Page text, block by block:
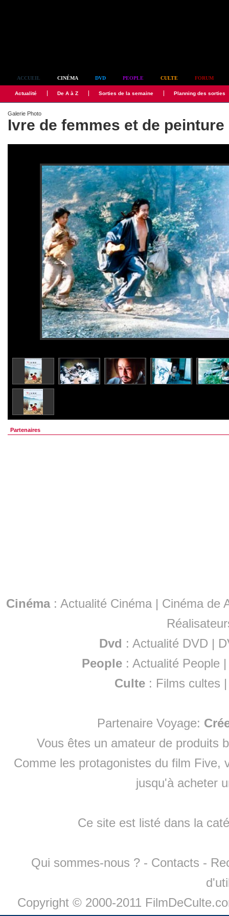
ACCUEIL CINÉMA DVD PEOPLE CULTE FORUM
Actualité De A à Z Sorties de la semaine Planning des sorties
Galerie Photo
Ivre de femmes et de peinture
Partenaires
Cinéma: Actualité Cinéma | Cinéma de
Dvd : Actualité DVD |
People :Actualité People
Culte : Films cultes
Partenaire Voyage:
Vous êtes un amateur de produits
Comme les protagonistes du film Five,
jusqu'à acheter
Ce site est listé dans la
Qui sommes-nous ? - Contacts -
Copyright © 2000-2011